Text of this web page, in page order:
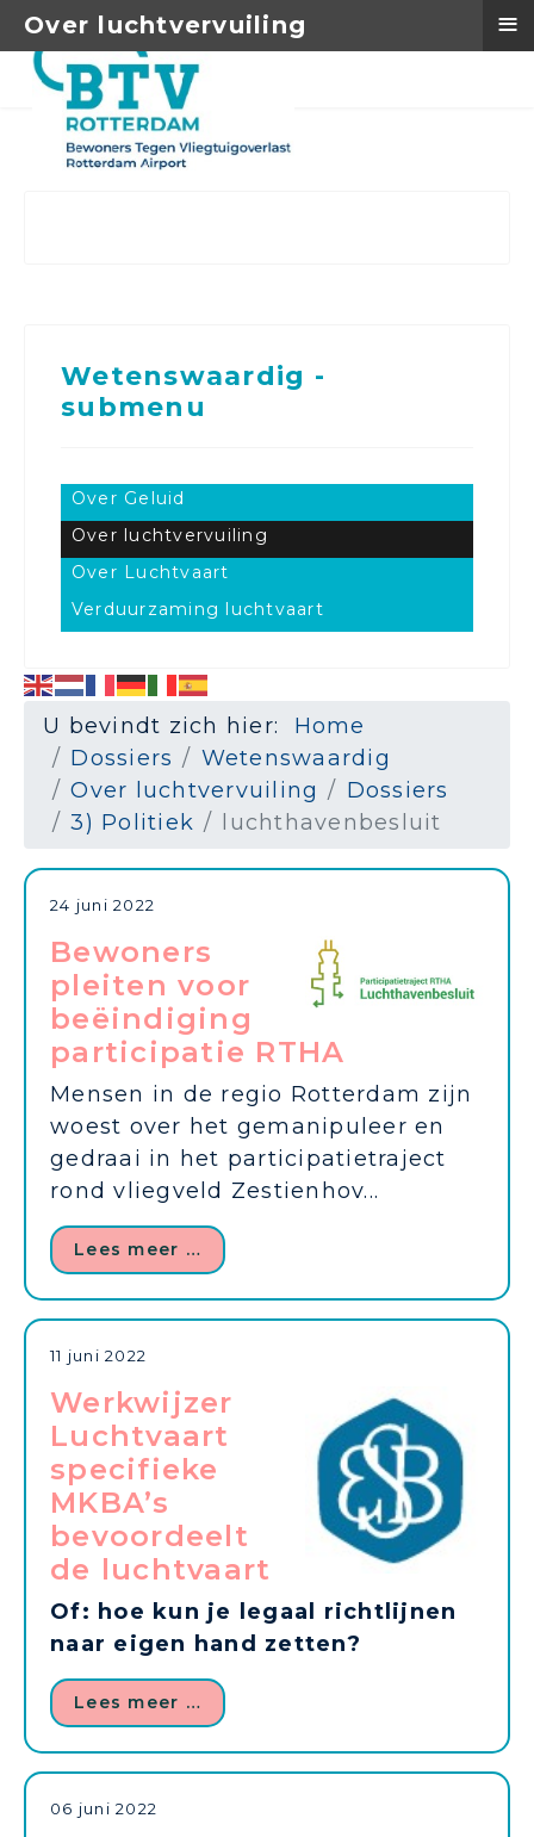
Wetenswaardig -
submenu
Over Geluid
Over luchtvervuiling
Over Luchtvaart
Verduurzaming luchtvaart
U bevindt zich hier: Home
Dossiers
Wetenswaardig
Over luchtvervuiling
Dossiers
3) Politiek
luchthavenbesluit
24 juni 2022
Bewoners
pleiten voor
beëindiging
participatie RTHA
Mensen in de regio Rotterdam zijn
woest over het gemanipuleer en
gedraai in het participatietraject
rond vliegveld Zestienhov...
Lees meer …
11 juni 2022
Werkwijzer
Luchtvaart
specifieke
MKBA’s
bevoordeelt
de luchtvaart
Of: hoe kun je legaal richtlijnen
naar eigen hand zetten?
Lees meer …
06 juni 2022
Over luchtvervuiling ≡